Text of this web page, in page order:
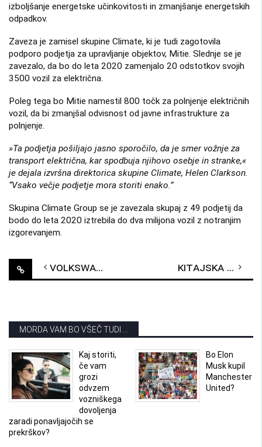
izboljšanje energetske učinkovitosti in zmanjšanje energetskih
odpadkov.
Zaveza je zamisel skupine Climate, ki je tudi zagotovila
podporo podjetja za upravljanje objektov, Mitie. Slednje se je
zavezalo, da bo do leta 2020 zamenjalo 20 odstotkov svojih
3500 vozil za električna.
Poleg tega bo Mitie namestil 800 točk za polnjenje električnih
vozil, da bi zmanjšal odvisnost od javne infrastrukture za
polnjenje.
»Ta podjetja pošiljajo jasno sporočilo, da je smer vožnje za
transport električna, kar spodbuja njihovo osebje in stranke,«
je dejala izvršna direktorica skupine Climate, Helen Clarkson.
“Vsako večje podjetje mora storiti enako.”
Skupina Climate Group se je zavezala skupaj z 49 podjetij da
bodo do leta 2020 iztrebila do dva milijona vozil z notranjim
izgorevanjem.
Post
navigation
Volkswagen in Ford dosegela dogovor o delitvi električne in avtonomne tehnologije Kitajska družba v Evropi načrtuje gradnjo tovarne za izdelavo akumulatorjev
MORDA VAM BO VŠEČ TUDI ...
Kaj storiti,
če vam
grozi
odvzem
vozniškega
dovoljenja
zaradi ponavljajočih se
prekrškov?
Bo Elon
Musk kupil
Manchester
United?